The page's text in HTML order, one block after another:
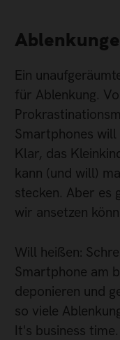
Ein
für Ablenkung.
Smartphones
Klar, das
kann (und will)
stecken. Aber es
wir ansetzen
Will heißen:
Smartphone am
deponieren und
so viele
It's business time.